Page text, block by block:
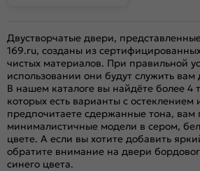
Двустворчатые двери,
169.ru, созданы из
чистых материалов. При правильной
использовании они будут служить вам
В нашем каталоге вы найдёте более 4
которых есть варианты с остеклением
предпочитаете сдержанные тона, вам
минималистичные модели в сером,
цвете. А если вы хотите добавить
обратите внимание на двери
синего цвета.